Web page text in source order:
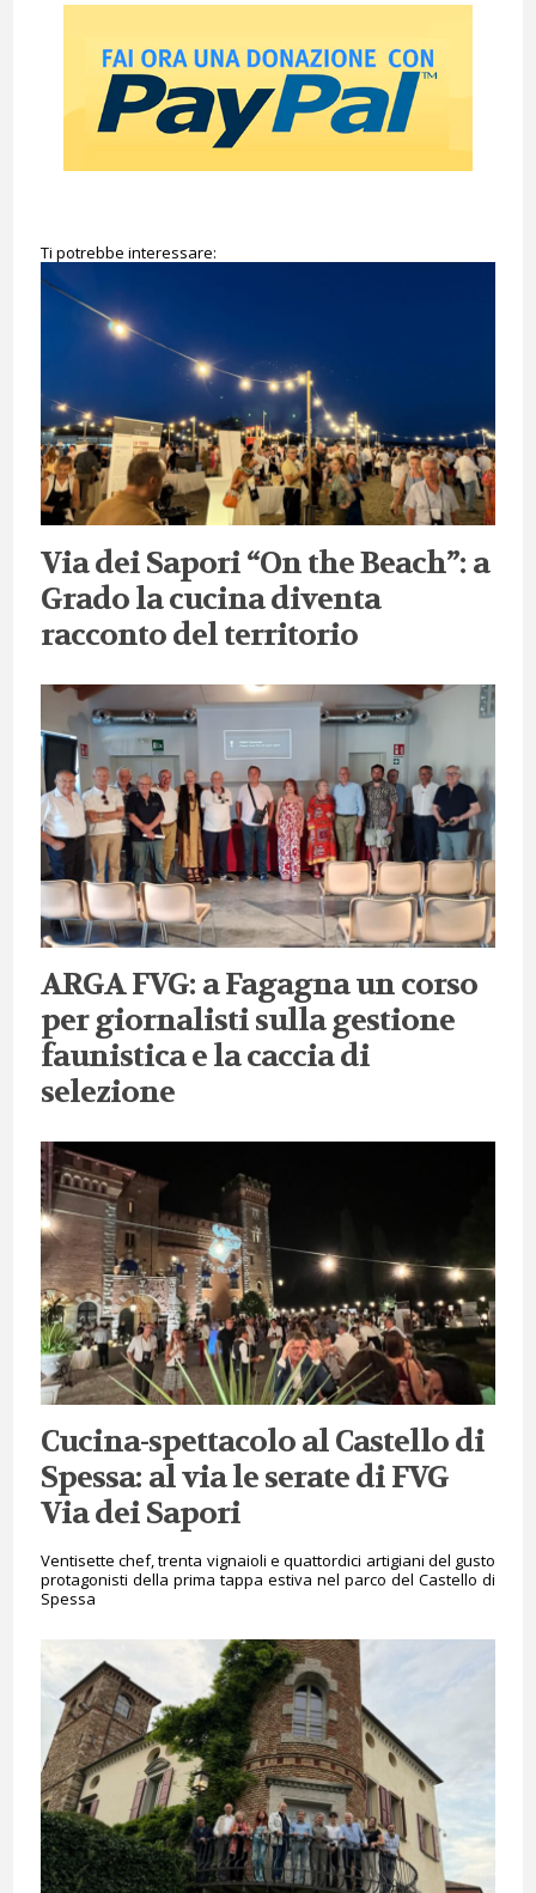
Ti potrebbe interessare:
Via dei Sapori “On the Beach”: a
Grado la cucina diventa
racconto del territorio
ARGA FVG: a Fagagna un corso
per giornalisti sulla gestione
faunistica e la caccia di
selezione
Cucina-spettacolo al Castello di
Spessa: al via le serate di FVG
Via dei Sapori
Ventisette chef, trenta vignaioli e quattordici artigiani del gusto
protagonisti della prima tappa estiva nel parco del Castello di
Spessa